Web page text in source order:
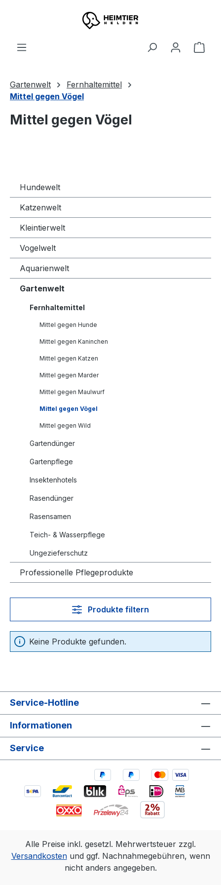
Zum Hauptinhalt springen
Gartenwelt
Fernhaltemittel
Mittel gegen Vögel
Mittel gegen Vögel
Hundewelt
Katzenwelt
Kleintierwelt
Vogelwelt
Aquarienwelt
Gartenwelt
Fernhaltemittel
Mittel gegen Hunde
Mittel gegen Kaninchen
Mittel gegen Katzen
Mittel gegen Marder
Mittel gegen Maulwurf
Mittel gegen Vögel
Mittel gegen Wild
Gartendünger
Gartenpflege
Insektenhotels
Rasendünger
Rasensamen
Teich- & Wasserpflege
Ungezieferschutz
Professionelle Pflegeprodukte
Produkte filtern
Keine Produkte gefunden.
Service-Hotline
Informationen
Service
Alle Preise inkl. gesetzl. Mehrwertsteuer zzgl.
Versandkostenund ggf. Nachnahmegebühren, wenn
nicht anders angegeben.